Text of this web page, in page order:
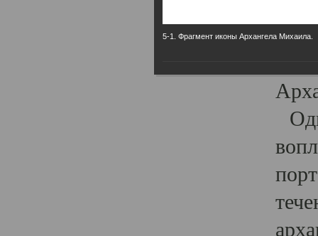
5-1. Фрагмент иконы Архангела Михаила.